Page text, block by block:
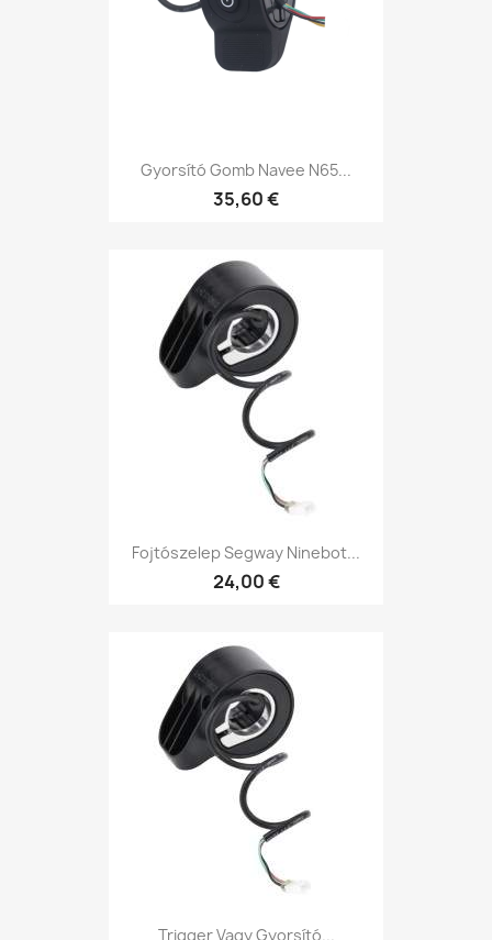
Gyorsító Gomb Navee N65...
35,60 €
Fojtószelep Segway Ninebot...
24,00 €
Trigger Vagy Gyorsító...